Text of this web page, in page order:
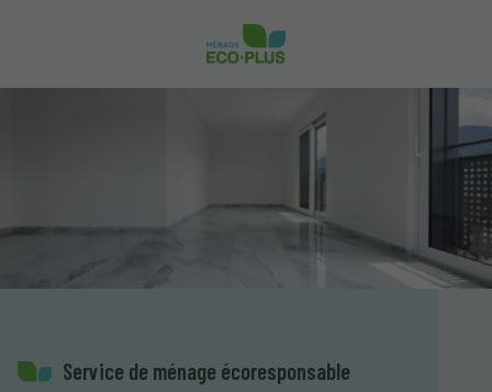
Service de ménage écoresponsable